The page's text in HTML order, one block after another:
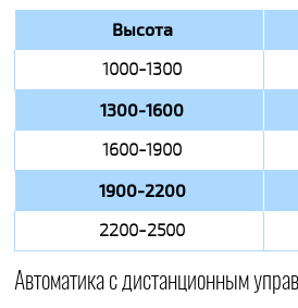
Высота
1000-1300
1300-1600
1600-1900
1900-2200
2200-2500
Автоматика с дистанционным